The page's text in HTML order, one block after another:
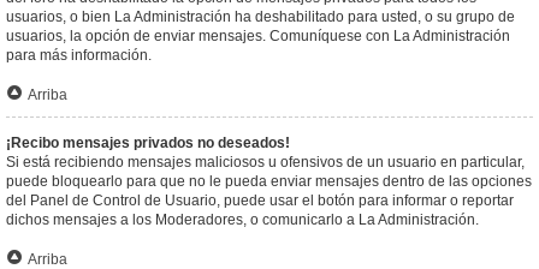
usuarios, o bien La Administración ha deshabilitado para usted, o su grupo de
usuarios, la opción de enviar mensajes. Comuníquese con La Administración
para más información.
Arriba
¡Recibo mensajes privados no deseados!
Si está recibiendo mensajes maliciosos u ofensivos de un usuario en particular,
puede bloquearlo para que no le pueda enviar mensajes dentro de las opciones
del Panel de Control de Usuario, puede usar el botón para informar o reportar
dichos mensajes a los Moderadores, o comunicarlo a La Administración.
Arriba